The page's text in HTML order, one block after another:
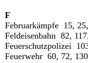
F
Februarkämpfe 15,
Feldeisenbahn 82,
Feuerschutzpolizei
Feuerwehr 60, 72,